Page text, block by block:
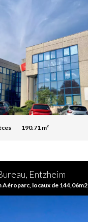
190.71 m²
Entzheim
Aéroparc, locaux de 144,06m2